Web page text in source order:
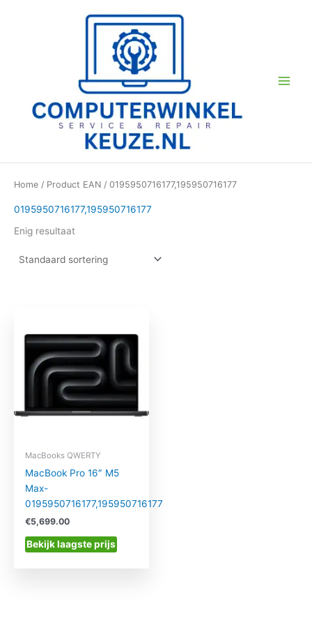
Home / Product EAN / 0195950716177,195950716177
0195950716177,195950716177
Enig resultaat
MacBooks QWERTY
MacBook Pro 16″ M5
Max-
0195950716177,195950716177
€5,699.00
Bekijk laagste prijs